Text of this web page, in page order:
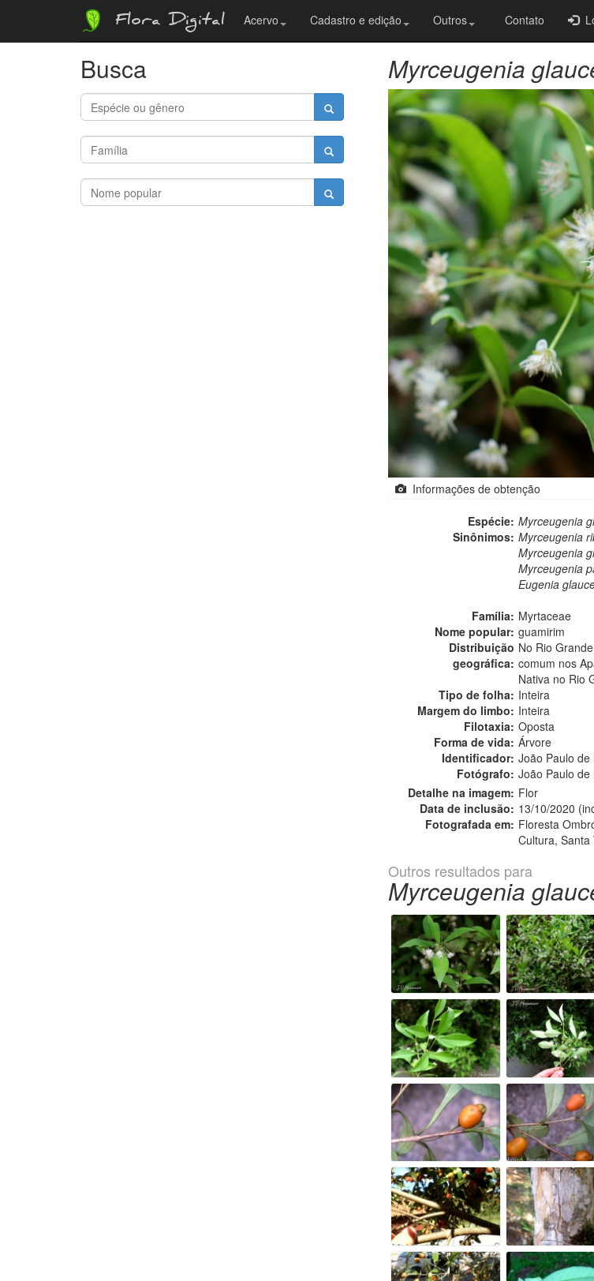
Flora Digital Acervo Cadastro e edição Outros Contato
Busca Myrceugenia
Informações de obtenção
Espécie: Myrceugenia
Sinônimos: Myrceugenia
Myrceugenia
Myrceugenia
Eugenia
Família: Myrtaceae
Nome popular: guamirim
Distribuição
geográfica:
No Rio
comum nos
Nativa no Rio
Tipo de folha: Inteira
Margem do limbo: Inteira
Filotaxia: Oposta
Forma de vida: Árvore
Identificador: João Paulo de
Fotógrafo: João Paulo
Detalhe na imagem: Flor
Data de inclusão: 13/10/2020
Fotografada em: Floresta
Cultura, Santa
Outros resultados para
Myrceugenia